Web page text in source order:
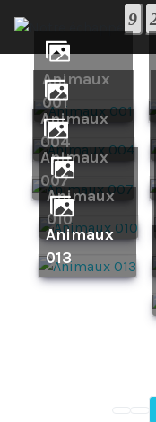
Animaux
001
Animaux
004
Animaux
007
Animaux
010
Animaux
013